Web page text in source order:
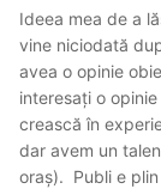
Ideea mea de a
vine niciodată
avea o opinie
interesați o
crească în
dar avem un
oraș). Publi e